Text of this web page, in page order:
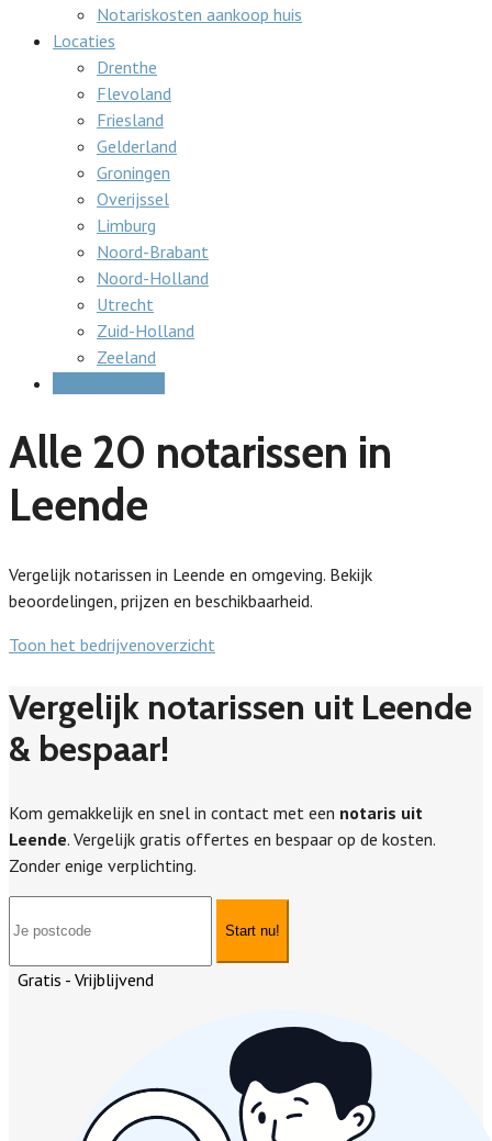
Notariskosten aankoop huis
Locaties
Drenthe
Flevoland
Friesland
Gelderland
Groningen
Overijssel
Limburg
Noord-Brabant
Noord-Holland
Utrecht
Zuid-Holland
Zeeland
Alle 20 notarissen in
Leende
Vergelijk notarissen in Leende en omgeving. Bekijk
beoordelingen, prijzen en beschikbaarheid.
Toon het bedrijvenoverzicht
Vergelijk notarissen uit Leende
& bespaar!
Kom gemakkelijk en snel in contact met een notaris uit
Leende. Vergelijk gratis offertes en bespaar op de kosten.
Zonder enige verplichting.
Start nu!
Gratis - Vrijblijvend